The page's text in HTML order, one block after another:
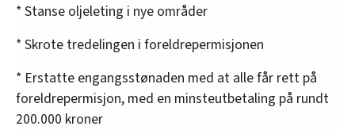
* Stanse oljeleting i nye områder
* Skrote tredelingen i foreldrepermisjonen
* Erstatte engangsstønaden med at alle får rett på
foreldrepermisjon, med en minsteutbetaling på rundt
200.000 kroner